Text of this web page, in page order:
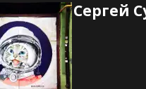
Сергей